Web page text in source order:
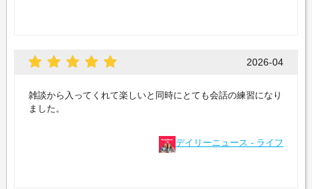
2026-04
雑談から入ってくれて楽しいと同時にとても会話の練習になり
ました。
デイリーニュース - ライフ